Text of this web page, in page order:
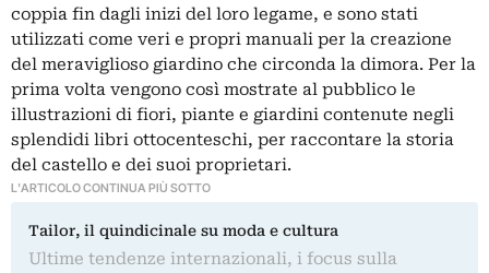
coppia fin dagli inizi del loro legame, e sono stati
utilizzati come veri e propri manuali per la creazione
del meraviglioso giardino che circonda la dimora. Per la
prima volta vengono così mostrate al pubblico le
illustrazioni di fiori, piante e giardini contenute negli
splendidi libri ottocenteschi, per raccontare la storia
del castello e dei suoi proprietari.
L'ARTICOLO CONTINUA PIÙ SOTTO
Tailor, il quindicinale su moda e cultura
Ultime tendenze internazionali, i focus sulla